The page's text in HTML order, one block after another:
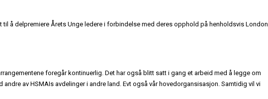
til å delpremiere Årets Unge ledere i forbindelse med deres opphold på henholdsvis London
foregår kontinuerlig. Det har også blitt satt i gang et arbeid med å legge om
av HSMAIs avdelinger i andre land. Evt også vår hovedorgansisasjon. Samtidig vil vi